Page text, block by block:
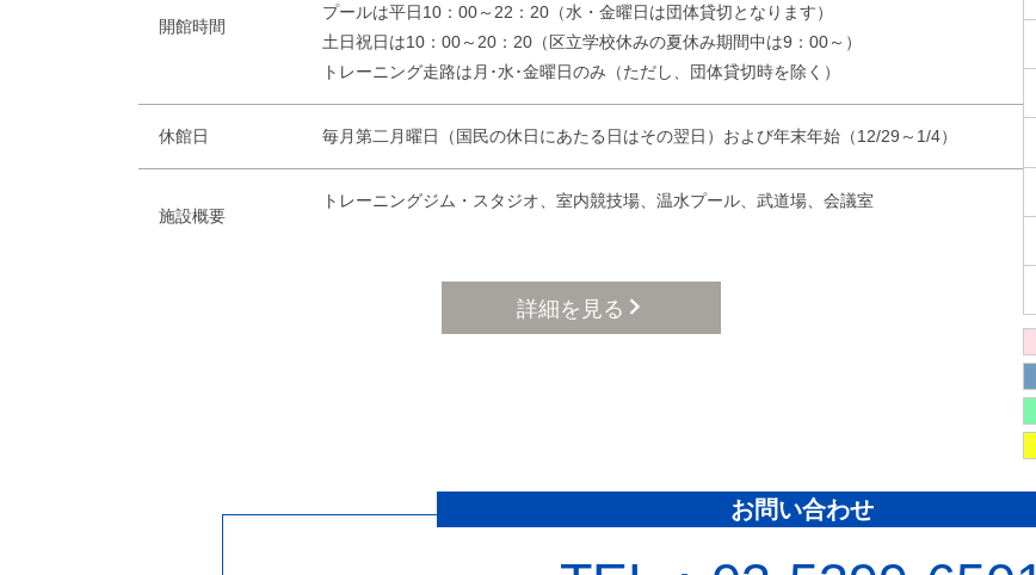
開館時間
プールは平日10：00～22：20（水・金曜日は団体貸切となります）
土日祝日は10：00～20：20（区立学校休みの夏休み期間中は9：00～）
トレーニング走路は月･水･金曜日のみ（ただし、団体貸切時を除く）
休館日 毎月第二月曜日（国民の休日にあたる日はその翌日）および年末年始（12/29～1/4）
施設概要
トレーニングジム・スタジオ、室内競技場、温水プール、武道場、会議室
詳細を見る
お問い合わせ